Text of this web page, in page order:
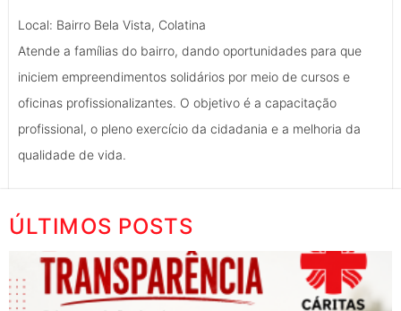
Local: Bairro Bela Vista, Colatina
Atende a famílias do bairro, dando oportunidades para que
iniciem empreendimentos solidários por meio de cursos e
oficinas profissionalizantes. O objetivo é a capacitação
profissional, o pleno exercício da cidadania e a melhoria da
qualidade de vida.
ÚLTIMOS POSTS